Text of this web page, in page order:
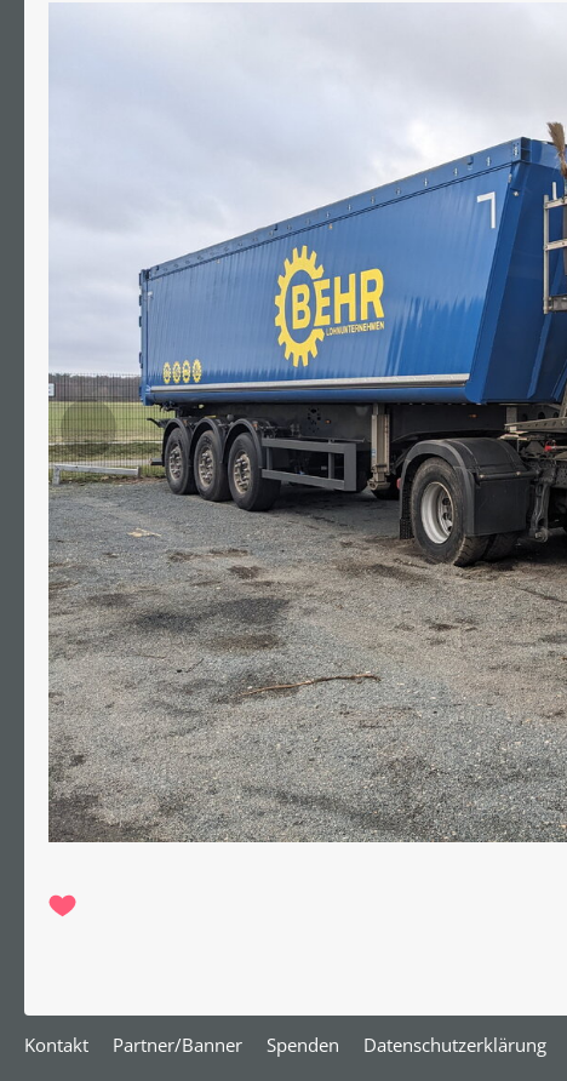
Kontakt Partner/Banner Spenden Datenschutzerklärung